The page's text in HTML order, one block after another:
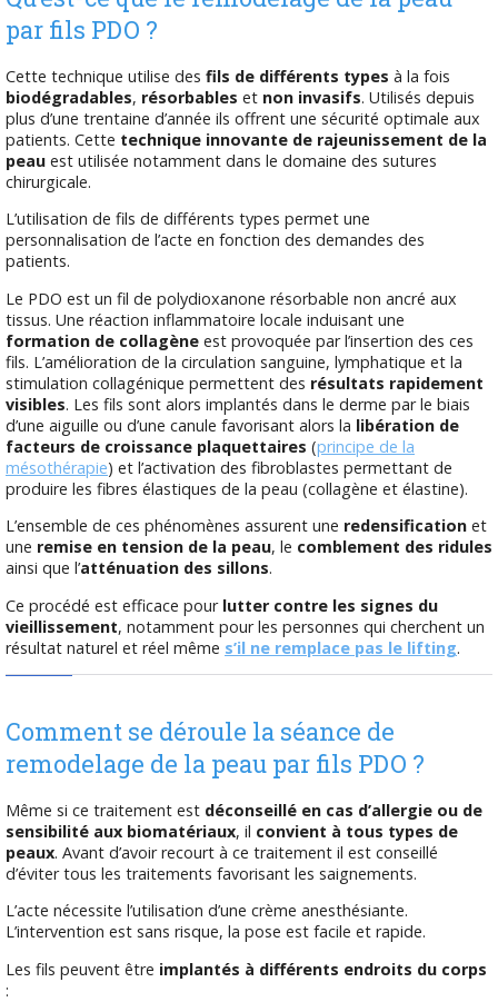
par fils PDO ?
Cette technique utilise des fils de différents types à la fois
biodégradables, résorbables et non invasifs. Utilisés depuis
plus d’une trentaine d’année ils offrent une sécurité optimale aux
patients. Cette technique innovante de rajeunissement de la
peau est utilisée notamment dans le domaine des sutures
chirurgicale.
L’utilisation de fils de différents types permet une
personnalisation de l’acte en fonction des demandes des
patients.
Le PDO est un fil de polydioxanone résorbable non ancré aux
tissus. Une réaction inflammatoire locale induisant une
formation de collagène est provoquée par l’insertion des ces
fils. L’amélioration de la circulation sanguine, lymphatique et la
stimulation collagénique permettent des résultats rapidement
visibles. Les fils sont alors implantés dans le derme par le biais
d’une aiguille ou d’une canule favorisant alors la libération de
facteurs de croissance plaquettaires (principe de la
mésothérapie) et l’activation des fibroblastes permettant de
produire les fibres élastiques de la peau (collagène et élastine).
L’ensemble de ces phénomènes assurent une redensification et
une remise en tension de la peau, le comblement des ridules
ainsi que l’atténuation des sillons.
Ce procédé est efficace pour lutter contre les signes du
vieillissement, notamment pour les personnes qui cherchent un
résultat naturel et réel même s’il ne remplace pas le lifting.
Comment se déroule la séance de
remodelage de la peau par fils PDO ?
Même si ce traitement est déconseillé en cas d’allergie ou de
sensibilité aux biomatériaux, il convient à tous types de
peaux. Avant d’avoir recourt à ce traitement il est conseillé
d’éviter tous les traitements favorisant les saignements.
L’acte nécessite l’utilisation d’une crème anesthésiante.
L’intervention est sans risque, la pose est facile et rapide.
Les fils peuvent être implantés à différents endroits du corps
: